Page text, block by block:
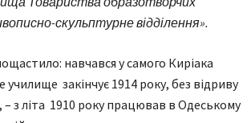
скульптурне відділення».
навчався у самого Киріака
училище закінчує 1914 року, без відриву
з літа 1910 року працював в Одеському